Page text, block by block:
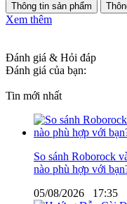
Thông tin sản phẩm
Xem thêm
Đánh giá & Hỏi đáp
Đánh giá của bạn:
Tin mới nhất
So sánh Roborock
nào phù hợp với
05/08/2026 17:35